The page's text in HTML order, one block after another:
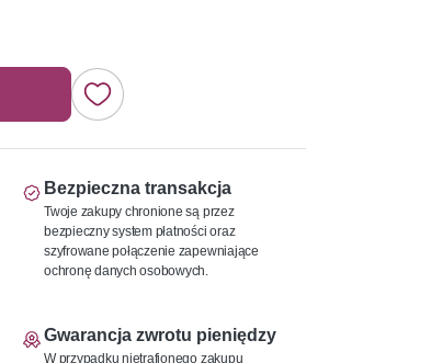
Bezpieczna transakcja
Twoje zakupy chronione są przez
bezpieczny system płatności oraz
szyfrowane połączenie zapewniające
ochronę danych osobowych.
Gwarancja zwrotu pieniędzy
W przypadku nietrafionego zakupu